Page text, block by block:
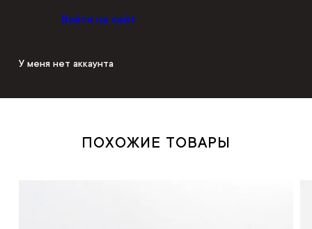
Войти на сайт
У меня нет аккаунта
ПОХОЖИЕ ТОВАРЫ